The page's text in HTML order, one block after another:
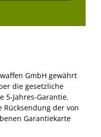
GmbH gewährt
die gesetzliche
5-Jahres-Garantie.
der von
Garantiekarte